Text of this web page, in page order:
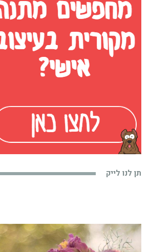
תן לנו לייק